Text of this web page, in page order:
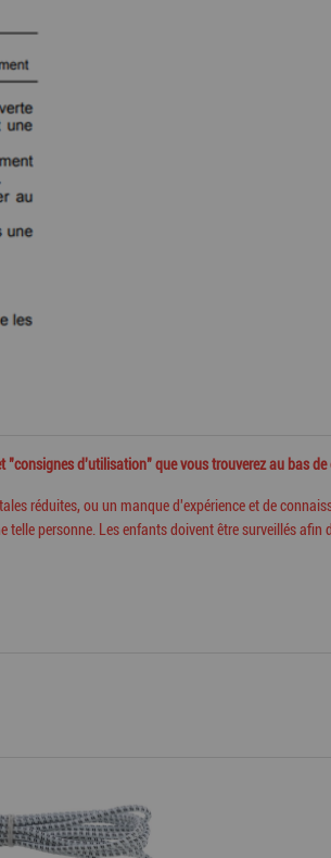
d'utilisation" que vous trouverez au bas de
réduites, ou un manque d'expérience et de
telle personne. Les enfants doivent être surveillés afin